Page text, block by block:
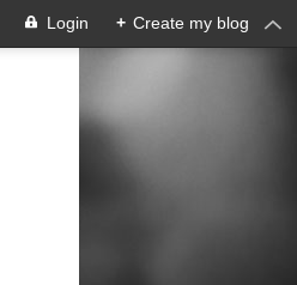
Login + Create my blog